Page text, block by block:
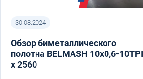
30.08.2024
Обзор биметаллического
полотна BELMASH 10x0,6-10TPI
x 2560